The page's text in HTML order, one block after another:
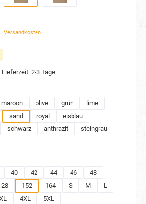
Versandkosten
2-3 Tage
maroon olive grün
lime
sand royal
eisblau
schwarz anthrazit
steingrau
40 42 44 46
48
152 164 S M
L
4XL 5XL